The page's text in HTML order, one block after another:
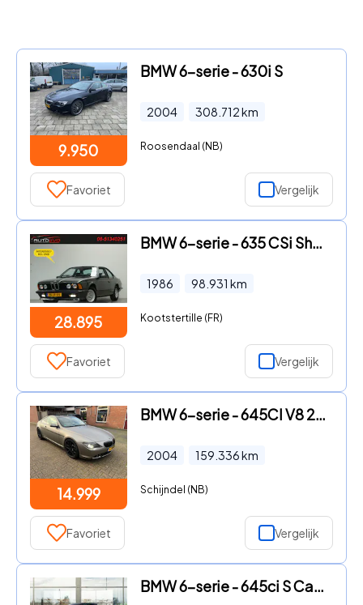
9.950
BMW 6-serie - 630i S
2004 308.712km
Roosendaal (NB)
Favoriet Vergelijk
28.895
BMW 6-serie - 635 CSi Shadowline. LIEFHEBBERS AUTO! 23 JAAR GESCHORST GEWE
1986 98.931 km
Kootstertille (FR)
Favoriet Vergelijk
14.999
BMW 6-serie - 645CI V8 245KW Automaat Coupe Panodak Youngtimer
2004 159.336km
Schijndel (NB)
Favoriet Vergelijk
BMW 6-serie - 645ci S Cabrio Aut. - alle opties, twee eig.